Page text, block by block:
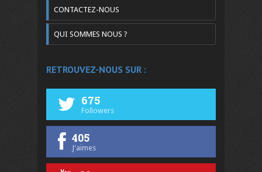
CONTACTEZ-NOUS
QUI SOMMES NOUS ?
RETROUVEZ-NOUS SUR :
675
Followers
405
J'aimes